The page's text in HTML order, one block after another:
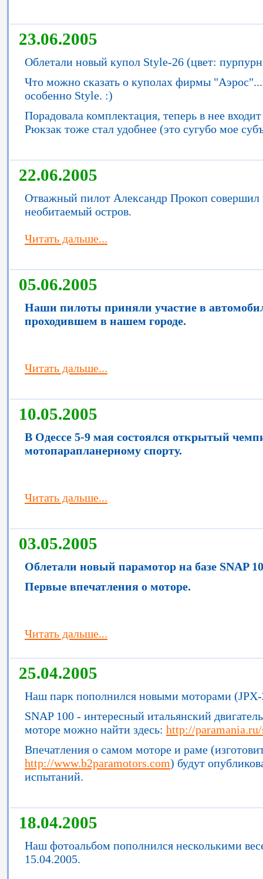
23.06.2005
Облетали новый купол Style-26 (цвет:
Что можно сказать о куполах фирмы
особенно Style. :)
Порадовала комплектация, теперь в нее
Рюкзак тоже стал удобнее (это сугубо мое
22.06.2005
Отважный пилот Александр Прокоп
необитаемый остров.
Читать дальше...
05.06.2005
Наши пилоты приняли участие в
проходившем в нашем городе.
Читать дальше...
10.05.2005
В Одессе 5-9 мая состоялся открытый
мотопарапланерному спорту.
Читать дальше...
03.05.2005
Облетали новый парамотор на базе SNAP
Первые впечатления о моторе.
Читать дальше...
25.04.2005
Наш парк пополнился новыми моторами
SNAP 100 - интересный итальянский
моторе можно найти здесь: http://
Впечатления о самом моторе и раме
http://www.b2paramotors.com) будут
испытаний.
18.04.2005
Наш фотоальбом пополнился несколькими
15.04.2005.